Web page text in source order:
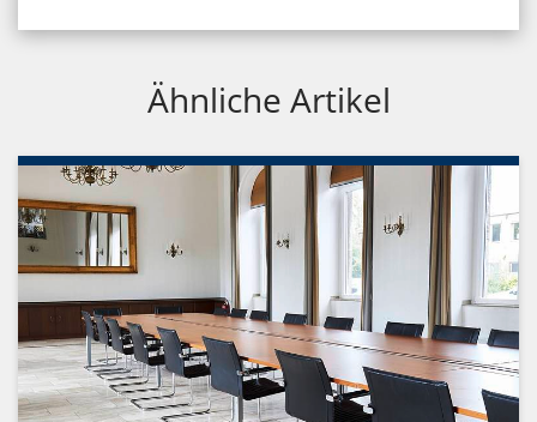
Ähnliche Artikel